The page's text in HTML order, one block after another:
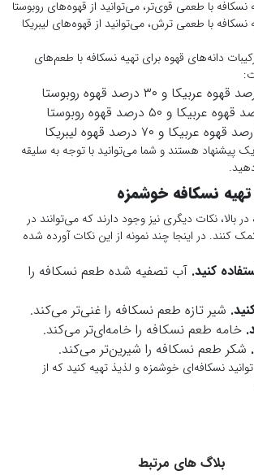
نسکافه با طعمی قوی‌تر، می‌توانید از قهوه‌های روبوستا
نسکافه با طعمی ترش، می‌توانید از قهوه‌های لیبریکا
دانه‌های قهوه برای تهیه نسکافه با طعم‌های
پیشنهاد هستند و شما می‌توانید با توجه به سلیقه
نسکافه خوشمزه
بالا، نکات دیگری نیز وجود دارند که می‌توانند در
کنند. در اینجا چند نمونه از این نکات آورده شده
کنید. آب تصفیه شده طعم نسکافه را
شیر تازه طعم نسکافه را غنی‌تر می‌کند.
خامه طعم نسکافه را خامه‌ای‌تر می‌کند.
شکر طعم نسکافه را شیرین‌تر می‌کند.
نسکافه‌ای خوشمزه و لذیذ تهیه کنید که از
بلاگ های مرتبط